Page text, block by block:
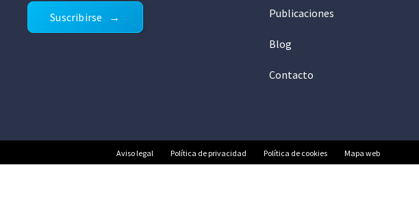
Suscribirse Publicaciones
Blog
Contacto
Aviso legal Política de privacidad Política de cookies Mapa web